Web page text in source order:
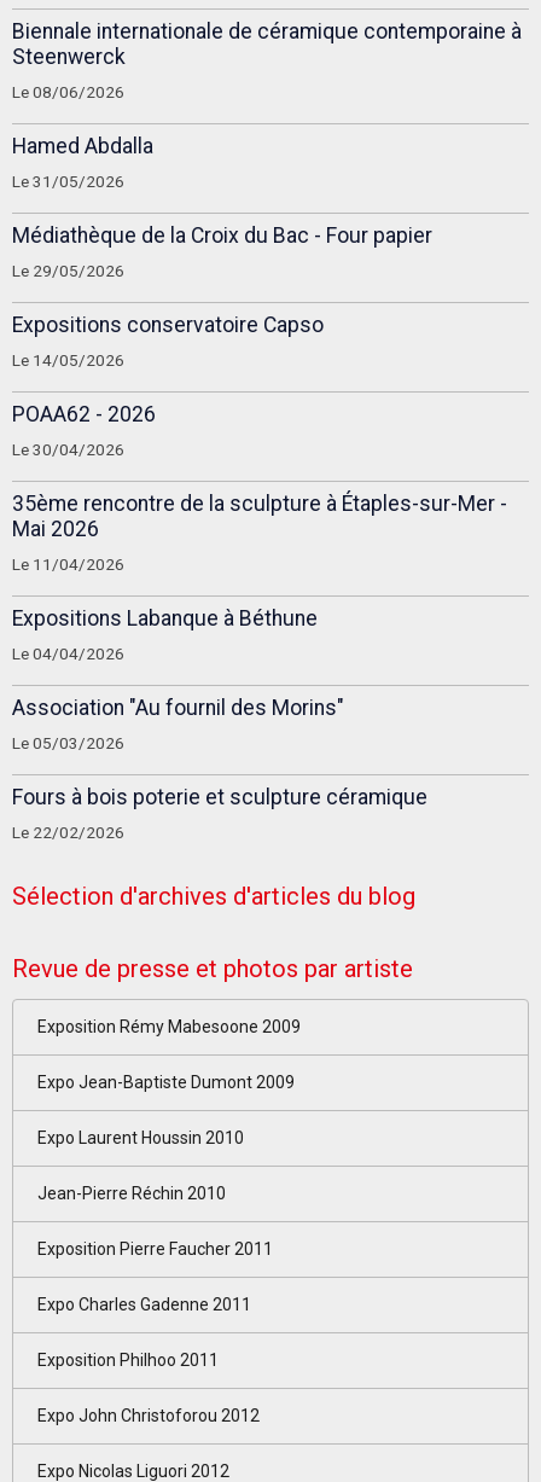
Biennale internationale de céramique contemporaine à
Steenwerck
Le 08/06/2026
Hamed Abdalla
Le 31/05/2026
Médiathèque de la Croix du Bac - Four papier
Le 29/05/2026
Expositions conservatoire Capso
Le 14/05/2026
POAA62 - 2026
Le 30/04/2026
35ème rencontre de la sculpture à Étaples-sur-Mer -
Mai 2026
Le 11/04/2026
Expositions Labanque à Béthune
Le 04/04/2026
Association "Au fournil des Morins"
Le 05/03/2026
Fours à bois poterie et sculpture céramique
Le 22/02/2026
Sélection d'archives d'articles du blog
Revue de presse et photos par artiste
Exposition Rémy Mabesoone 2009
Expo Jean-Baptiste Dumont 2009
Expo Laurent Houssin 2010
Jean-Pierre Réchin 2010
Exposition Pierre Faucher 2011
Expo Charles Gadenne 2011
Exposition Philhoo 2011
Expo John Christoforou 2012
Expo Nicolas Liguori 2012